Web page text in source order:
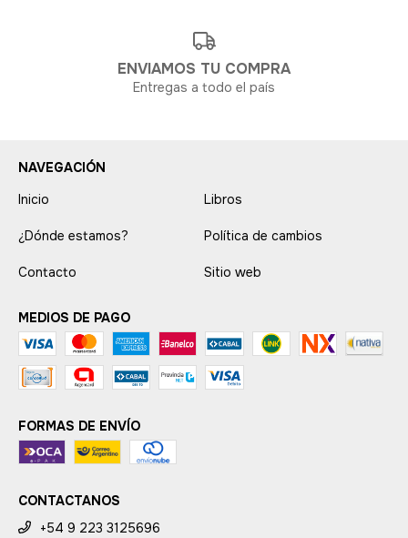
ENVIAMOS TU COMPRA
Entregas a todo el país
NAVEGACIÓN
Inicio
Libros
¿Dónde estamos? Política de cambios
Contacto Sitio web
MEDIOS DE PAGO
FORMAS DE ENVÍO
CONTACTANOS
+54 9 223 3125696